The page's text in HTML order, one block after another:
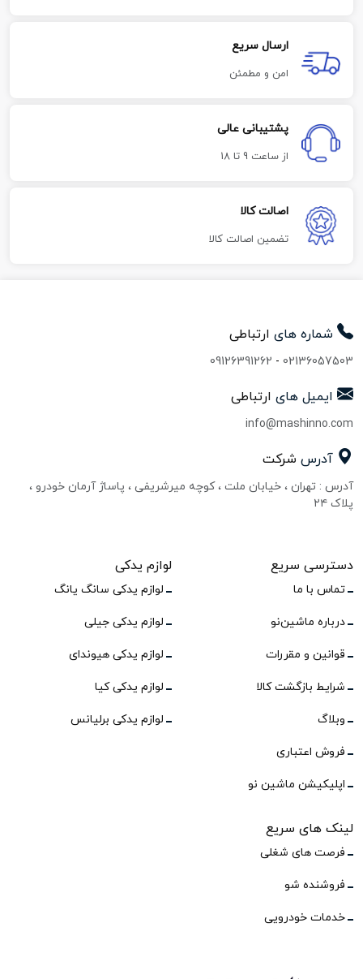
ارسال سریع
امن و مطمئن
پشتیبانی عالی
از ساعت 9 تا 18
اصالت کالا
تضمین اصالت کالا
شماره های ارتباطی
02136057503
-
09126391262
ایمیل های ارتباطی
info@mashinno.com
آدرس شرکت
آدرس : تهران ، خیابان ملت ، کوچه میرشریفی ، پاساژ آرمان خودرو ،
پلاک ۲۴
دسترسی سریع
تماس با ما
درباره ماشین‌نو
قوانین و مقررات
شرایط بازگشت کالا
وبلاگ
فروش اعتباری
اپلیکیشن ماشین نو
لوازم یدکی
لوازم یدکی سانگ یانگ
لوازم یدکی جیلی
لوازم یدکی هیوندای
لوازم یدکی کیا
لوازم یدکی برلیانس
لینک های سریع
فرصت های شغلی
فروشنده شو
خدمات خودرویی